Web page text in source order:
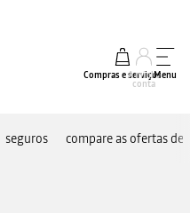
Compras e serviços
A minha
conta
Menu
seguros compare as ofertas